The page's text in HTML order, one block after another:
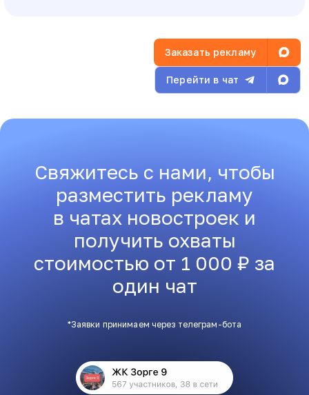
Заказать рекламу
Перейти в чат
Свяжитесь с нами, чтобы
разместить рекламу
в чатах новостроек и
получить охваты
стоимостью от 1 000 ₽ за
один чат
*Заявки принимаем через телеграм-бота